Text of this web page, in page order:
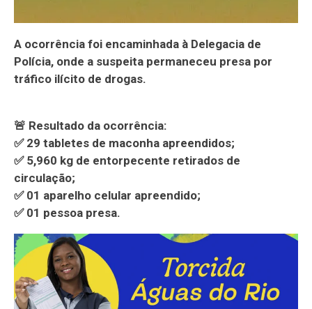
A ocorrência foi encaminhada à Delegacia de
Polícia, onde a suspeita permaneceu presa por
tráfico ilícito de drogas.
🚨 Resultado da ocorrência:
✅ 29 tabletes de maconha apreendidos;
✅ 5,960 kg de entorpecente retirados de
circulação;
✅ 01 aparelho celular apreendido;
✅ 01 pessoa presa.